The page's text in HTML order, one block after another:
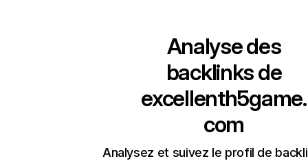
Analyse des
backlinks de
excellenth5game.
com
Analysez et suivez le profil de